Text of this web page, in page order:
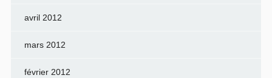
avril 2012
mars 2012
février 2012